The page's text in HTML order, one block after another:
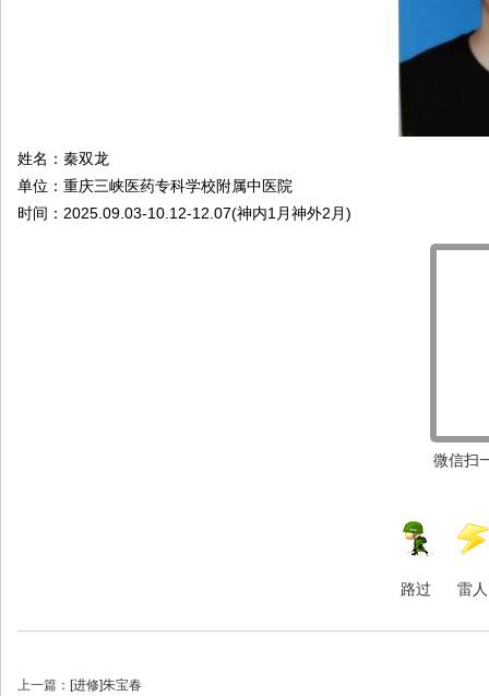
姓名：秦双龙
单位：重庆三峡医药专科学校附属中医院
时间：2025.09.03-10.12-12.07(神内1月神外2月)
微信扫
路过 雷人
上一篇： [进修]朱宝春